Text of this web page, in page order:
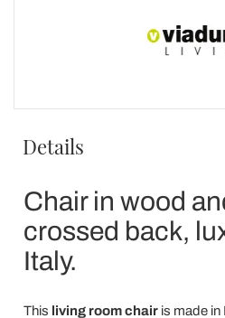
Details
Chair in wood
crossed back,
Italy.
This living room chairis made in